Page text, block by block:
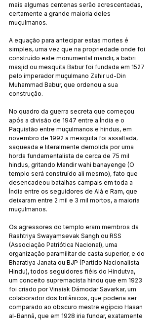
mais algumas centenas serão acrescentadas,
certamente a grande maioria deles
muçulmanos.
A equação para antecipar estas mortes é
simples, uma vez que na propriedade onde foi
construído este monumental mandir, a babri
masjid ou mesquita Babur foi fundada em 1527
pelo imperador muçulmano Zahir ud-Din
Muhammad Babur, que ordenou a sua
construção.
No quadro da guerra secreta que começou
após a divisão de 1947 entre a Índia e o
Paquistão entre muçulmanos e hindus, em
novembro de 1992 a mesquita foi assaltada,
saqueada e literalmente demolida por uma
horda fundamentalista de cerca de 75 mil
hindus, gritando Mandir wahi banayenge (O
templo será construído ali mesmo), fato que
desencadeou batalhas campais em toda a
Índia entre os seguidores de Alá e Ram, que
deixaram entre 2 mil e 3 mil mortos, a maioria
muçulmanos.
Os agressores do templo eram membros da
Rashtriya Swayamsevak Sangh ou RSS
(Associação Patriótica Nacional), uma
organização paramilitar de casta superior, e do
Bharatiya Janata ou BJP (Partido Nacionalista
Hindu), todos seguidores fiéis do Hindutva,
um conceito supremacista hindu que em 1923
foi criado por Vinaiak Dámodar Savarkar, um
colaborador dos britânicos, que poderia ser
comparado ao obscuro mestre egípcio Hasan
al-Bannā, que em 1928 iria fundar, exatamente